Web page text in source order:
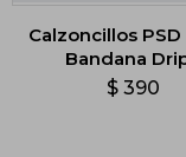
Calzoncillos PSD
Bandana
Multicolor
$ 390